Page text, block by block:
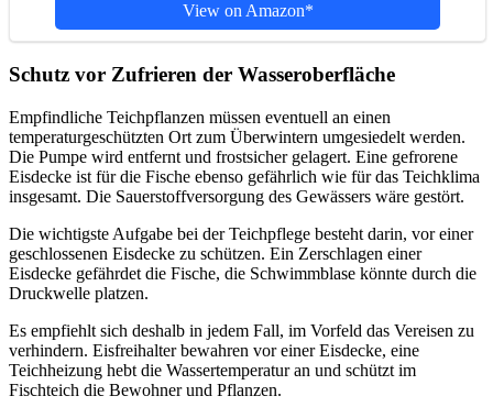
View on Amazon
Schutz vor Zufrieren der Wasseroberfläche
Empfindliche Teichpflanzen müssen eventuell an einen
temperaturgeschützten Ort zum Überwintern umgesiedelt werden.
Die Pumpe wird entfernt und frostsicher gelagert. Eine gefrorene
Eisdecke ist für die Fische ebenso gefährlich wie für das Teichklima
insgesamt. Die Sauerstoffversorgung des Gewässers wäre gestört.
Die wichtigste Aufgabe bei der Teichpflege besteht darin, vor einer
geschlossenen Eisdecke zu schützen. Ein Zerschlagen einer
Eisdecke gefährdet die Fische, die Schwimmblase könnte durch die
Druckwelle platzen.
Es empfiehlt sich deshalb in jedem Fall, im Vorfeld das Vereisen zu
verhindern. Eisfreihalter bewahren vor einer Eisdecke, eine
Teichheizung hebt die Wassertemperatur an und schützt im
Fischteich die Bewohner und Pflanzen.